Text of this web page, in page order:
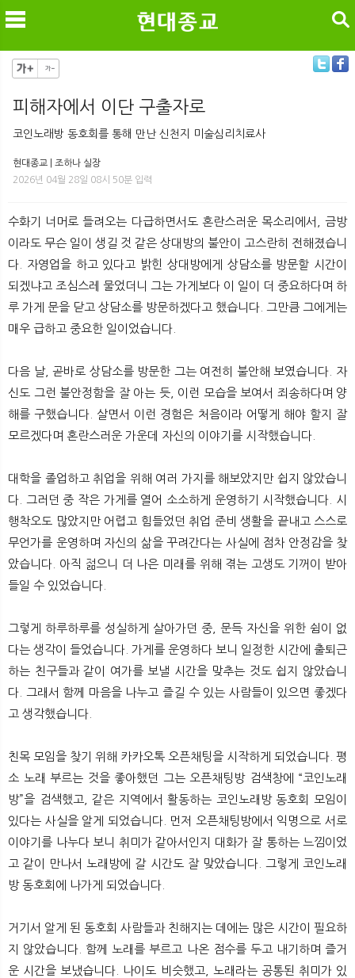
메
뉴 색
검색
피해자에서 이단 구출자로
코인노래방 동호회를 통해 만난 신천지 미술심리치료사
현대종교 | 조하나 실장
2026년 04월 28일 08시 50분 입력
수화기 너머로 들려오는 다급하면서도 혼란스러운 목소리에서, 금방
이라도 무슨 일이 생길 것 같은 상대방의 불안이 고스란히 전해졌습니
다. 자영업을 하고 있다고 밝힌 상대방에게 상담소를 방문할 시간이
되겠냐고 조심스레 물었더니 그는 가게보다 이 일이 더 중요하다며 하
루 가게 문을 닫고 상담소를 방문하겠다고 했습니다. 그만큼 그에게는
매우 급하고 중요한 일이었습니다.
다음 날, 곧바로 상담소를 방문한 그는 여전히 불안해 보였습니다. 자
신도 그런 불안정함을 잘 아는 듯, 이런 모습을 보여서 죄송하다며 양
해를 구했습니다. 살면서 이런 경험은 처음이라 어떻게 해야 할지 잘
모르겠다며 혼란스러운 가운데 자신의 이야기를 시작했습니다.
대학을 졸업하고 취업을 위해 여러 가지를 해보았지만 쉽지 않았습니
다. 그러던 중 작은 가게를 열어 소소하게 운영하기 시작했습니다. 시
행착오도 많았지만 어렵고 힘들었던 취업 준비 생활을 끝내고 스스로
무언가를 운영하며 자신의 삶을 꾸려간다는 사실에 점차 안정감을 찾
았습니다. 아직 젊으니 더 나은 미래를 위해 겪는 고생도 기꺼이 받아
들일 수 있었습니다.
그렇게 하루하루를 성실하게 살아가던 중, 문득 자신을 위한 쉼이 없
다는 생각이 들었습니다. 가게를 운영하다 보니 일정한 시간에 출퇴근
하는 친구들과 같이 여가를 보낼 시간을 맞추는 것도 쉽지 않았습니
다. 그래서 함께 마음을 나누고 즐길 수 있는 사람들이 있으면 좋겠다
고 생각했습니다.
친목 모임을 찾기 위해 카카오톡 오픈채팅을 시작하게 되었습니다. 평
소 노래 부르는 것을 좋아했던 그는 오픈채팅방 검색창에 “코인노래
방”을 검색했고, 같은 지역에서 활동하는 코인노래방 동호회 모임이
있다는 사실을 알게 되었습니다. 먼저 오픈채팅방에서 익명으로 서로
이야기를 나누다 보니 취미가 같아서인지 대화가 잘 통하는 느낌이었
고 같이 만나서 노래방에 갈 시간도 잘 맞았습니다. 그렇게 코인노래
방 동호회에 나가게 되었습니다.
거기서 알게 된 동호회 사람들과 친해지는 데에는 많은 시간이 필요하
지 않았습니다. 함께 노래를 부르고 나온 점수를 두고 내기하며 즐거
운 시간을 보냈습니다. 나이도 비슷했고, 노래라는 공통된 취미가 있